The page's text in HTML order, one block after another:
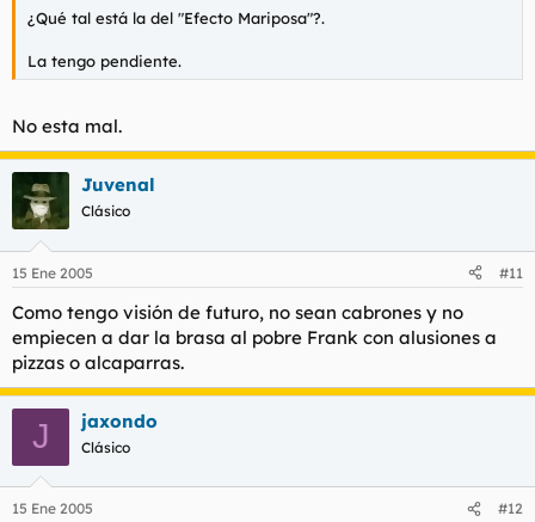
¿Qué tal está la del "Efecto Mariposa"?.
La tengo pendiente.
No esta mal.
Juvenal
Clásico
15 Ene 2005 #11
Como tengo visión de futuro, no sean cabrones y no
empiecen a dar la brasa al pobre Frank con alusiones a
pizzas o alcaparras.
J jaxondo
Clásico
15 Ene 2005 #12